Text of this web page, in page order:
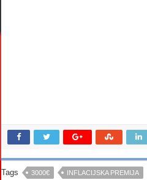
Tags 3000€ INFLACIJSKA PREMIJA